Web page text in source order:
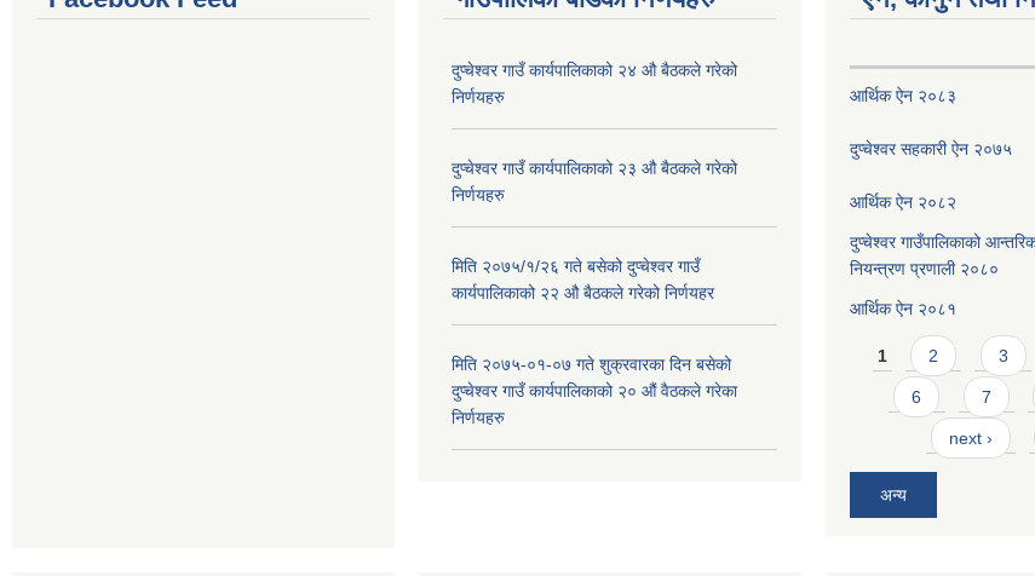
दुप्चेश्वर गाउँ कार्यपालिकाको २४ औ बैठकले गरेको
निर्णयहरु
दुप्चेश्वर गाउँ कार्यपालिकाको २३ औ बैठकले गरेको
निर्णयहरु
मिति २०७५/१/२६ गते बसेको दुप्चेश्वर गाउँ
कार्यपालिकाको २२ औ बैठकले गरेको निर्णयहर
मिति २०७५-०१-०७ गते शुक्रवारका दिन बसेको
दुप्चेश्वर गाउँ कार्यपालिकाको २० औं वैठकले गरेका
निर्णयहरु
आर्थिक ऐन २०८३
दुप्चेश्वर सहकारी ऐन २०७५
आर्थिक ऐन २०८२
दुप्चेश्वर गाउँपालिकाको
नियन्त्रण प्रणाली २०८०
आर्थिक ऐन २०८१
Pages
1 2 3
6 7
next ›
अन्य